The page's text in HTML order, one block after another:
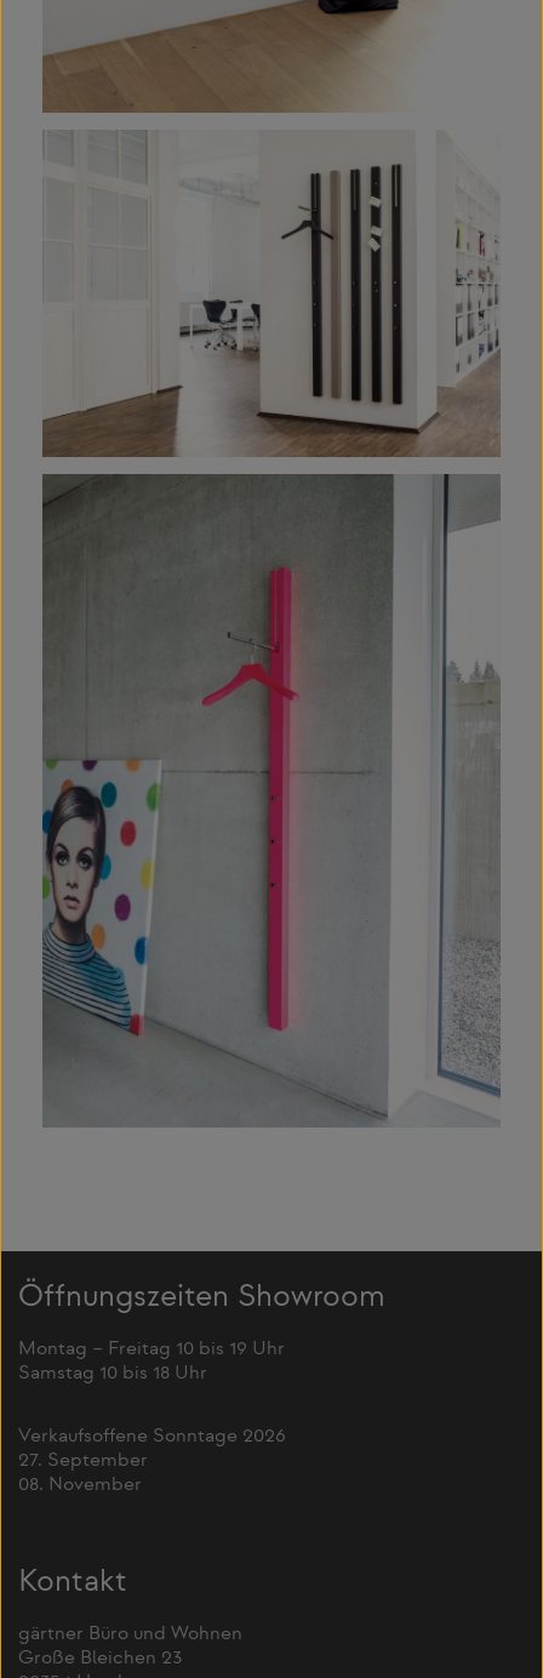
Öffnungszeiten Showroom
Montag – Freitag 10 bis 19 Uhr
Samstag 10 bis 18 Uhr
Verkaufsoffene Sonntage 2026
27. September
08. November
Kontakt
gärtner Büro und Wohnen
Große Bleichen 23